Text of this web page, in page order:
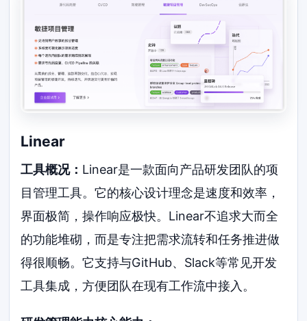
Linear
工具概况： Linear是一款面向产品研发团队的项
目管理工具。它的核心设计理念是速度和效率，
界面极简，操作响应极快。Linear不追求大而全
的功能堆砌，而是专注把需求流转和任务推进做
得很顺畅。它支持与GitHub、Slack等常见开发
工具集成，方便团队在现有工作流中接入。